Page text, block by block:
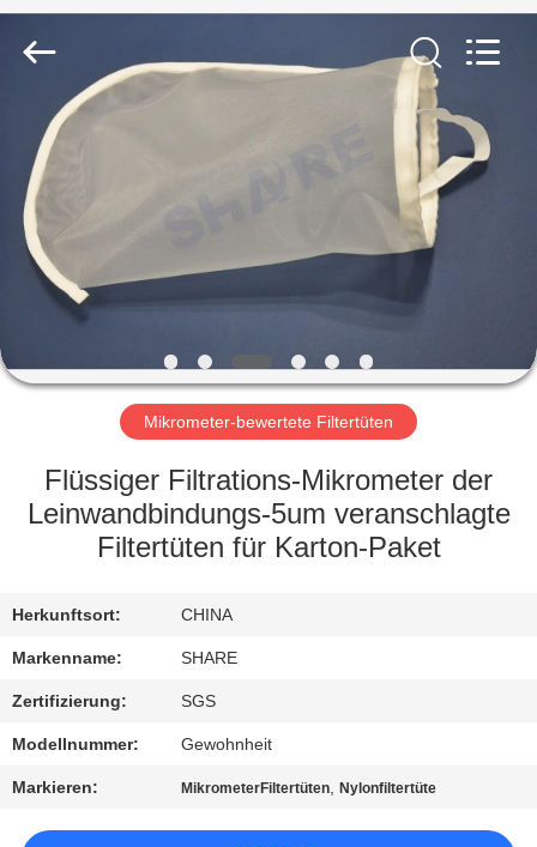
ZU
HAUSE
PRODUKTE
VIDEOS
ÜBER
WERKSBESICHTIGUNG
KONTAKT
MIT
UNS
Share
Limited.
Mikrometer-bewertete Filtertüten
Flüssiger Filtrations-Mikrometer der
Leinwandbindungs-5um veranschlagte
Filtertüten für Karton-Paket
Herkunftsort: CHINA
Markenname: SHARE
Zertifizierung: SGS
Modellnummer: Gewohnheit
Markieren: MikrometerFiltertüten,Nylonfiltertüte